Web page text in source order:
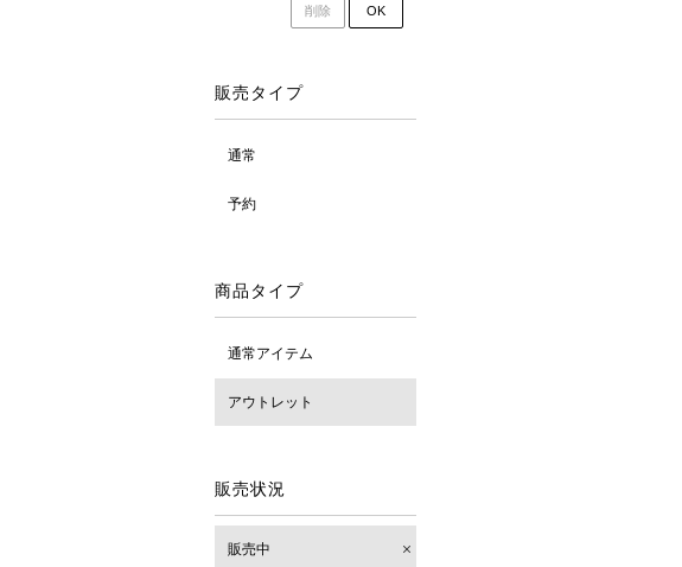
削除 OK
販売タイプ
通常
予約
商品タイプ
通常アイテム
アウトレット
販売状況
販売中